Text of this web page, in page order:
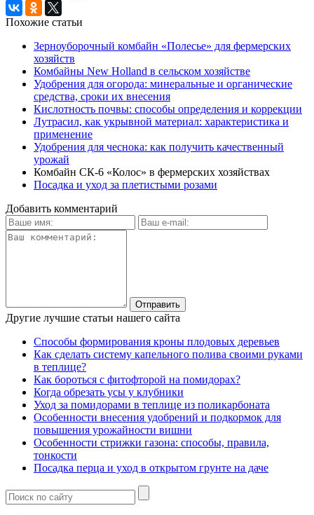
Похожие статьи
Зерноуборочный комбайн «Полесье» для фермерских
хозяйств
Комбайны New Holland в сельском хозяйстве
Удобрения для огорода: минеральные и органические
средства, сроки их внесения
Кислотность почвы: способы определения и коррекции
Лутрасил, как укрывной материал: характеристика и
применение
Удобрения для чеснока: как получить качественный
урожай
Комбайн СК-6 «Колос» в фермерских хозяйствах
Посадка и уход за плетистыми розами
Добавить комментарий
Другие лучшие статьи нашего сайта
Способы формирования кроны плодовых деревьев
Как сделать систему капельного полива своими руками
в теплице?
Как бороться с фитофторой на помидорах?
Когда обрезать усы у клубники
Уход за помидорами в теплице из поликарбоната
Особенности внесения удобрений и подкормок для
повышения урожайности вишни
Особенности стрижки газона: способы, правила,
тонкости
Посадка перца и уход в открытом грунте на даче